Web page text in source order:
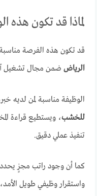
لماذا قد تكون هذه
قد تكون هذه الفرصة
الرياض ضمن مجال تشغيل
الوظيفة مناسبة لمن لديه
للخشب، ويستطيع قراءة
تنفيذ عملي دقيق.
كما أن وجود راتب مجزٍ يحدد
واستقرار وظيفي طويل